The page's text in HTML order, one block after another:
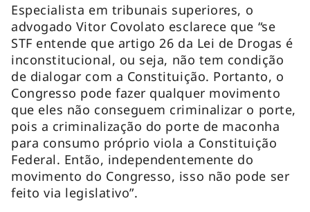
Especialista em tribunais superiores, o
advogado Vitor Covolato esclarece que “se
STF entende que artigo 26 da Lei de Drogas é
inconstitucional, ou seja, não tem condição
de dialogar com a Constituição. Portanto, o
Congresso pode fazer qualquer movimento
que eles não conseguem criminalizar o porte,
pois a criminalização do porte de maconha
para consumo próprio viola a Constituição
Federal. Então, independentemente do
movimento do Congresso, isso não pode ser
feito via legislativo”.